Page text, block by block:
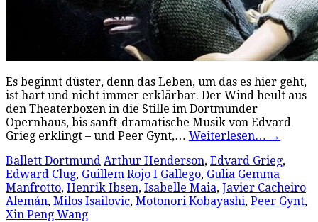
Es beginnt düster, denn das Leben, um das es hier geht,
ist hart und nicht immer erklärbar. Der Wind heult aus
den Theaterboxen in die Stille im Dortmunder
Opernhaus, bis sanft-dramatische Musik von Edvard
Grieg erklingt – und Peer Gynt,… Weiterlesen… →
Ballett Dortmund Arthur Henderson, Edvard Grieg,
Edward Clug, Guillem Rojo I Gallego, Gulia Gemma
Manfrotto, Henrik Ibsen, Isabelle Maia, Javier Cacheiro
Alemán, Milos Isailovic, Motonori Kobayashi, Peer Gynt,
Xin Peng Wang